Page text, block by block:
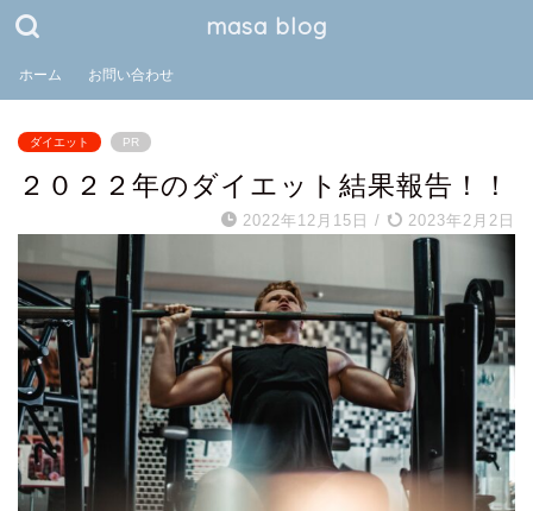
masa blog
ホーム お問い合わせ
ダイエット PR
２０２２年のダイエット結果報告！！
2022年12月15日 / 2023年2月2日